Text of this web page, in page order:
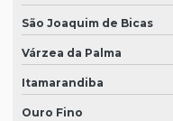
São Joaquim de Bicas
Várzea da Palma
Itamarandiba
Ouro Fino